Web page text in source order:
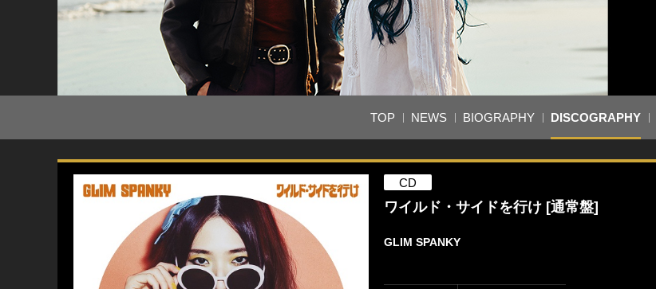
TOP NEWS BIOGRAPHY DISCOGRAPHY
CD
ワイルド・サイドを行け [通常盤]
GLIM SPANKY